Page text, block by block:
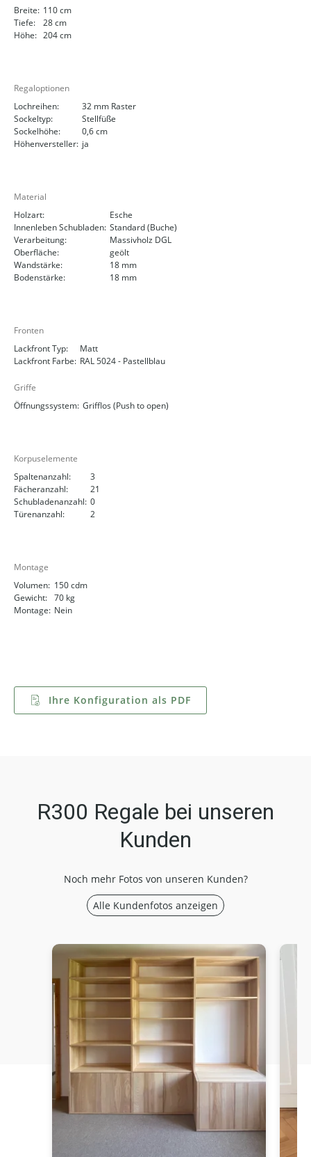
Breite: 110 cm
Tiefe:
28 cm
Höhe: 204 cm
Regaloptionen
Lochreihen:
32 mm Raster
Sockeltyp:
Stellfüße
Sockelhöhe:
0,6 cm
Höhenversteller: ja
Material
Holzart:
Esche
Innenleben Schubladen: Standard (Buche)
Verarbeitung:
Massivholz DGL
Oberfläche:
geölt
Wandstärke:
18 mm
Bodenstärke:
18 mm
Fronten
Lackfront Typ:
Matt
Lackfront Farbe: RAL 5024 - Pastellblau
Griffe
Öffnungssystem: Grifflos (Push to open)
Korpuselemente
Spaltenanzahl:
3
Fächeranzahl:
21
Schubladenanzahl: 0
Türenanzahl:
2
Montage
Volumen: 150 cdm
Gewicht: 70 kg
Montage: Nein
Ihre Konfiguration als PDF
R300 Regale bei unseren
Kunden
Noch mehr Fotos von unseren Kunden?
Alle Kundenfotos anzeigen